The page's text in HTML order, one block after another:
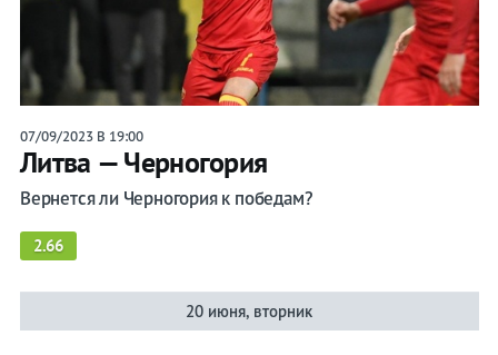
07/09/2023 В 19:00
Литва — Черногория
Вернется ли Черногория к победам?
2.66
20 июня, вторник
Прогнозы
на спорт
Букмекеры
Хоккей
Бои